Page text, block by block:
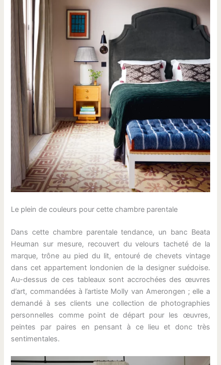
Le plein de couleurs pour cette chambre parentale
Dans cette chambre parentale tendance, un banc Beata
Heuman sur mesure, recouvert du velours tacheté de la
marque, trône au pied du lit, entouré de chevets vintage
dans cet appartement londonien de la designer suédoise.
Au-dessus de ces tableaux sont accrochées des œuvres
d’art, commandées à l’artiste Molly van Amerongen ; elle a
demandé à ses clients une collection de photographies
personnelles comme point de départ pour les œuvres,
peintes par paires en pensant à ce lieu et donc très
sentimentales.